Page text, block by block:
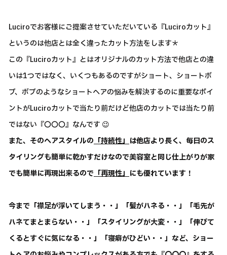
Luciroでお客様にご提案させていただいている『Luciroカット』
というのは他店とは全く違ったカット方法をします＊
この『Luciroカット』とはオリジナルのカット方法で他店との違
いは1つではなく、いくつもあるのですがショート、ショートボ
ブ、ボブのようなショートヘアの悩みを解決するのに重要なポイ
ントがLuciroカットで当たり前だけど他店のカットでは当たり前
ではない『〇〇〇』なんです 😉
また、そのヘアスタイルの 「持続性」 は他店より長く、毎日のス
タイリングも簡単に乾かすだけなので美容室と同じ仕上がりが家
でも簡単に再現出来るので 「再現性」 にも優れています！
今まで「襟足が浮いてしまう・・」「髪がハネる・・」「毛先が
ハネてまとまらない・・」「スタイリングが大変・・」「伸びて
くるとすぐに気になる・・」「寝癖がひどい・・」など、ショー